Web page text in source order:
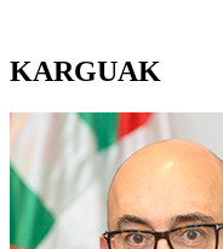
KARGUAK